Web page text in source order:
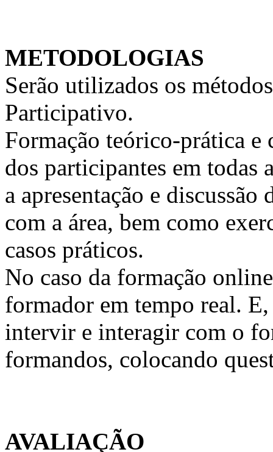
METODOLOGIAS
Serão utilizados os
Participativo.
Formação teórico-prática e
dos participantes em todas
a apresentação e
com a área, bem como
casos práticos.
No caso da formação
formador em tempo real.
intervir e interagir com o
formandos, colocando
AVALIAÇÃO